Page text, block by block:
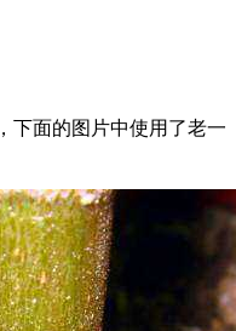
下面的图片中使用了老一